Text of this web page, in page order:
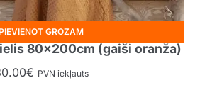
80x200cm (gaiši oranža)
€ PVN iekļauts
GROZAM